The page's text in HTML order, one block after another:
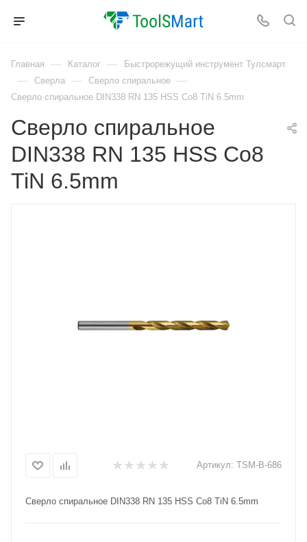
Главная — Каталог — Быстрорежущий инструмент Тулсмарт
— Сверла — Сверло спиральное —
Сверло спиральное DIN338 RN 135 HSS Co8 TiN 6.5mm
Сверло спиральное
DIN338 RN 135 HSS Co8
TiN 6.5mm
Артикул: TSM-B-686
Сверло спиральное DIN338 RN 135 HSS Co8 TiN 6.5mm